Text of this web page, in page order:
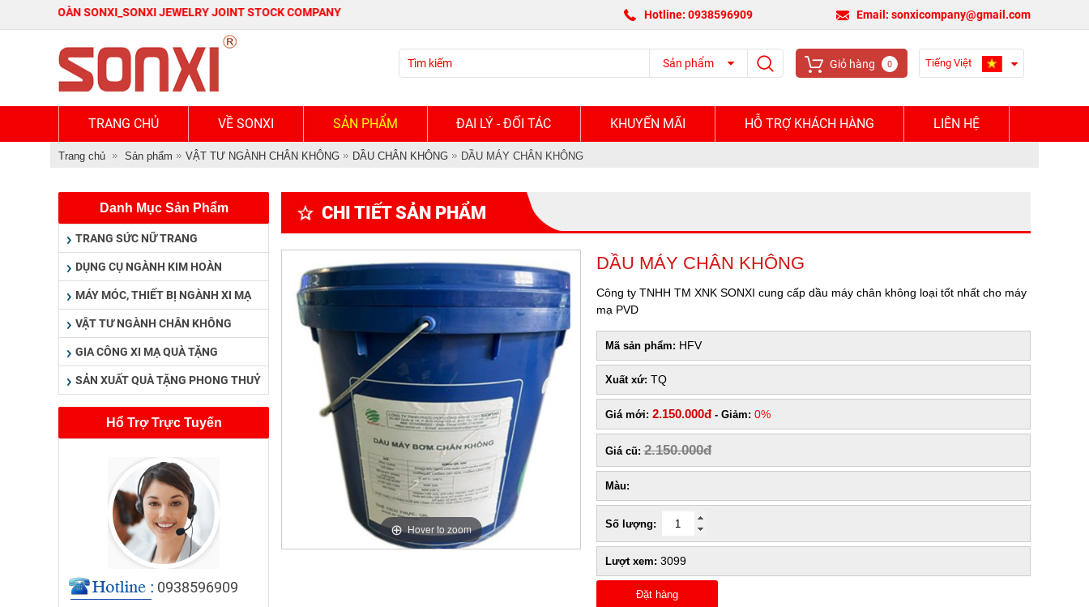
SONXI_SONXI JEWELRY JOINT STOCK COMPANY Hotline: 0938596909 Email: sonxicompany@gmail.com
Sản phẩm Giỏ hàng 0 Tiếng Việt
TRANG CHỦ VỀ SONXI SẢN PHẨM ĐAI LÝ - ĐỐI TÁC KHUYẾN MÃI HỖ TRỢ KHÁCH HÀNG LIÊN HỆ
Trang chủ Sản phẩm VẬT TƯ NGÀNH CHÂN KHÔNG DẦU CHÂN KHÔNG DẦU MÁY CHÂN KHÔNG
CHI TIẾT SẢN PHẨM
Hover to zoom
DẦU MÁY CHÂN KHÔNG
Công ty TNHH TM XNK SONXI cung cấp dầu máy chân không loại tốt nhất cho máy
mạ PVD
Mã sản phẩm: HFV
Xuất xứ: TQ
Giá mới: 2.150.000đ - Giảm: 0%
Giá cũ: 2.150.000đ
Màu:
Số lượng:
Lượt xem: 3099
Đặt hàng
Danh Mục Sản Phẩm
TRANG SỨC NỮ TRANG
DỤNG CỤ NGÀNH KIM HOÀN
MÁY MÓC, THIẾT BỊ NGÀNH XI MẠ
VẬT TƯ NGÀNH CHÂN KHÔNG
GIA CÔNG XI MẠ QUÀ TẶNG
SẢN XUẤT QUÀ TẶNG PHONG THUỶ
Hổ Trợ Trực Tuyến
0938596909